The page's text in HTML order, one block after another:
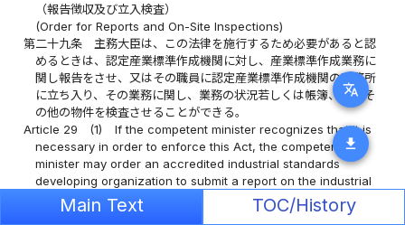
translate
download
（報告徴収及び立入検査）
(Order for Reports and On-Site Inspections)
第二十九条
主務大臣は、この法律を施行するため必要があると認
めるときは、認定産業標準作成機関に対し、産業標準作成業務に
関し報告をさせ、又はその職員に認定産業標準作成機関の事務所
に立ち入り、その業務に関し、業務の状況若しくは帳簿、書類そ
の他の物件を検査させることができる。
Article 29
(1)
If the competent minister recognizes that it is
necessary in order to enforce this Act, the competent
minister may order an accredited industrial standards
developing organization to submit a report on the industrial
standards development process. The competent minister
may also have ministry officials enter the premises of the
Main Text TOC/History